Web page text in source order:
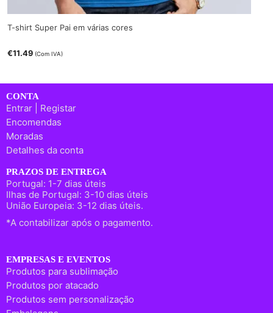
T-shirt Super Pai em várias cores
€11.49 (Com IVA)
CONTA
Entrar | Registar
Encomendas
Moradas
Detalhes da conta
PRAZOS DE ENTREGA
Portugal: 1-7 dias úteis
Ilhas de Portugal: 3-10 dias úteis
União Europeia: 3-12 dias úteis.
*A contabilizar após o pagamento.
EMPRESAS E EVENTOS
Produtos para sublimação
Produtos por atacado
Produtos sem personalização